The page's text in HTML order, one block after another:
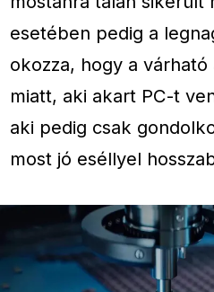
esetében pedig a
okozza, hogy a
miatt, aki akart PC-t
aki pedig csak
most jó eséllyel